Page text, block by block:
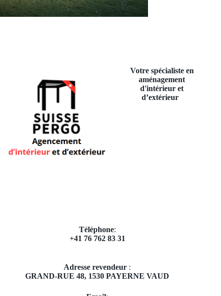
Votre spécialiste en
aménagement
d'intérieur et
d’extérieur
Téléphone:
+41 76 762 83 31
Adresse revendeur :
GRAND-RUE 48, 1530 PAYERNE VAUD